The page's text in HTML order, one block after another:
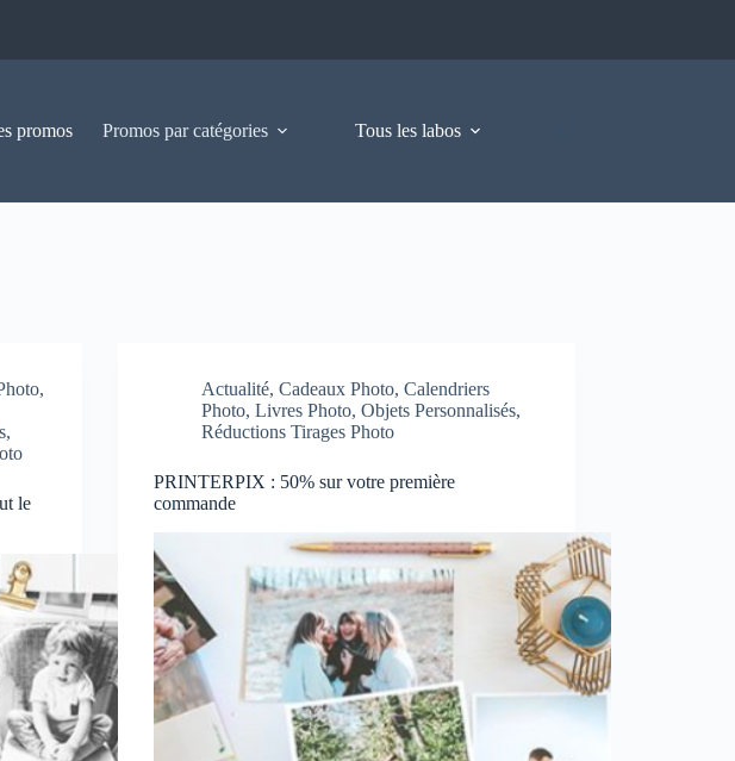
promos Promos par catégories Tous les labos
,
,
le
Actualité,Cadeaux Photo,Calendriers
Photo,Livres Photo,Objets Personnalisés,
Réductions Tirages Photo
PRINTERPIX : 50% sur votre première
commande